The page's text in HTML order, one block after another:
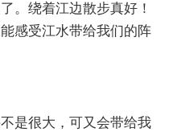
。绕着江边散步真好！
感受江水带给我们的阵
是很大，可又会带给我